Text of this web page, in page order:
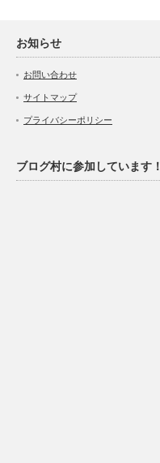
お知らせ
お問い合わせ
サイトマップ
プライバシーポリシー
ブログ村に参加しています！